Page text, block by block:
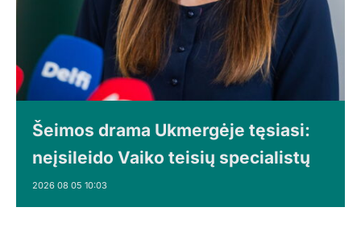
Šeimos drama Ukmergėje tęsiasi:
neįsileido Vaiko teisių specialistų
2026 08 05 10:03